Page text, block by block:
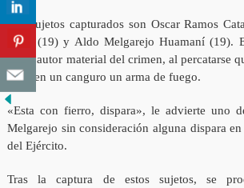
Los sujetos capturados son Oscar Ramos
Sono (19) y Aldo Melgarejo Huamaní (19).
ser el autor material del crimen, al percatarse
tenía en un canguro un arma de fuego.
«Esta con fierro, dispara», le advierte uno
Melgarejo sin consideración alguna dispara
del Ejército.
Tras la captura de estos sujetos, se